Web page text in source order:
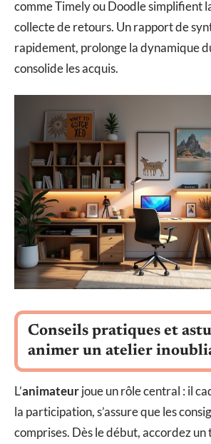
comme Timely ou Doodle simplifient
collecte de retours. Un rapport de
rapidement, prolonge la dynamique
consolide les acquis.
Conseils pratiques et
animer un atelier
L’animateurjoue un rôle central : il
la participation, s’assure que les
comprises. Dès le début, accordez un